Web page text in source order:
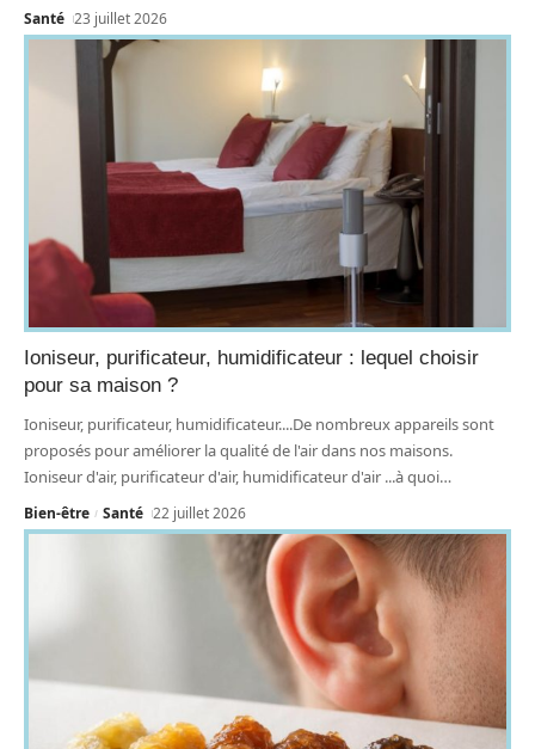
Santé 23 juillet 2026
Ioniseur, purificateur, humidificateur : lequel choisir
pour sa maison ?
Ioniseur, purificateur, humidificateur....De nombreux appareils sont
proposés pour améliorer la qualité de l'air dans nos maisons.
Ioniseur d'air, purificateur d'air, humidificateur d'air ...à quoi…
Bien-être Santé 22 juillet 2026